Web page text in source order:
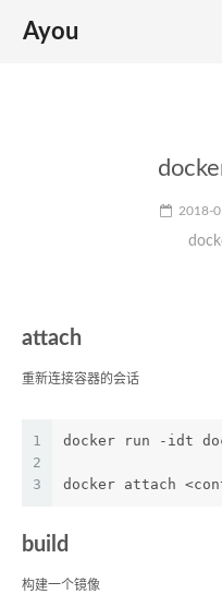
Ayou
2018-
attach
重新连接容器的会话
1
2
3
docker run -idt
docker attach
build
构建一个镜像